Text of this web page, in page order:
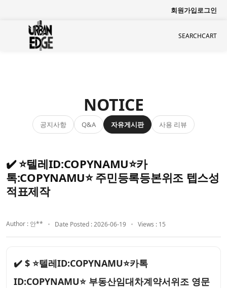
회원가입로그인
SEARCHCART
NOTICE
공지사항 Q&A 자유게시판 사용 리뷰
✔️ ⭐텔레ID:COPYNAMU⭐카
톡:COPYNAMU⭐ 주민등록등본위조 텝스성
적표제작
Author : 안** Date Posted : 2026-06-19 Views : 15
✔️ $ ⭐텔레ID:COPYNAMU⭐카톡
ID:COPYNAMU⭐ 부동산임대차계약서위조 영문